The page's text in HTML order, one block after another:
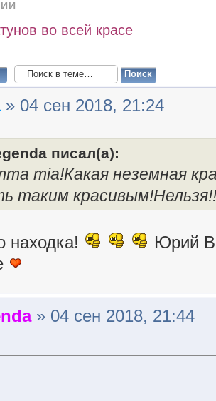
во всей красе
» 04 сен 2018, 21:24
писал(а):
mia!Какая неземная
таким
находка!
Юрий
» 04 сен 2018, 21:44